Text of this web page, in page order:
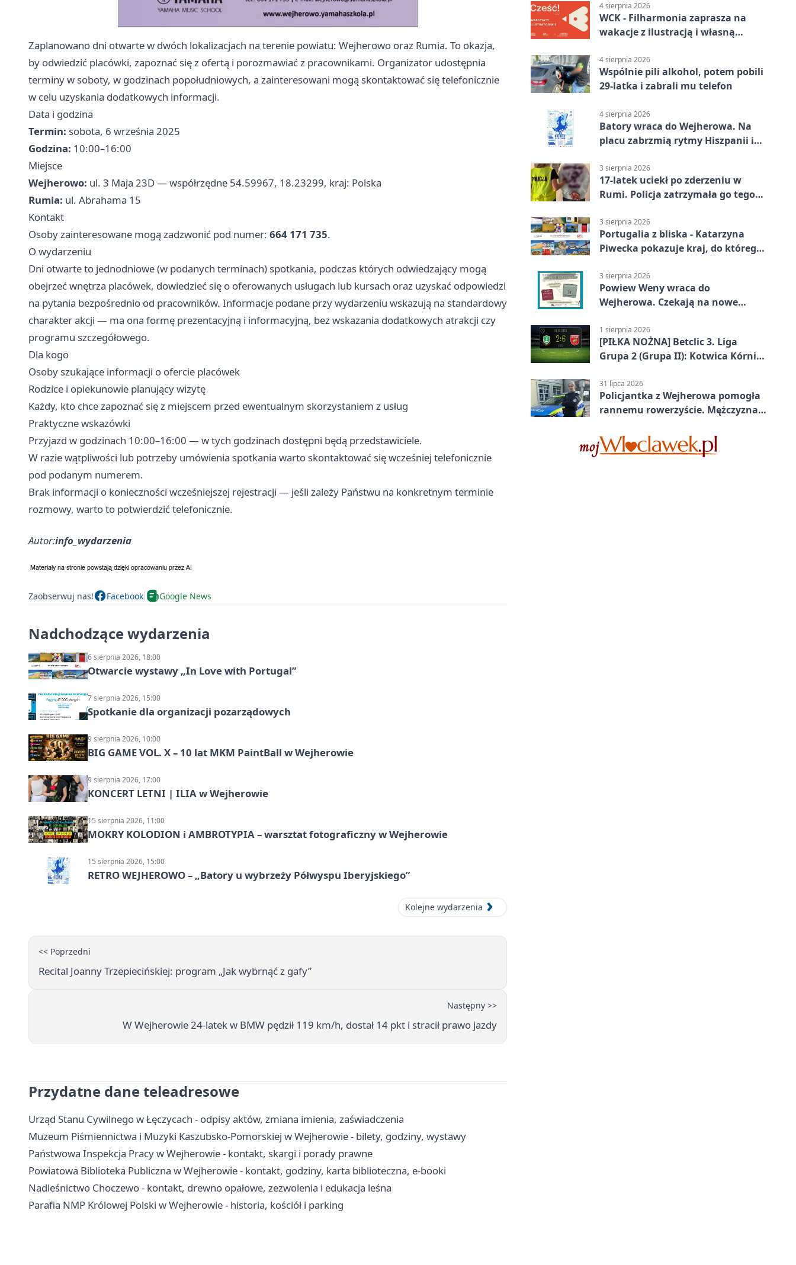
Zaplanowano dni otwarte w dwóch lokalizacjach na terenie powiatu: Wejherowo oraz Rumia. To okazja,
by odwiedzić placówki, zapoznać się z ofertą i porozmawiać z pracownikami. Organizator udostępnia
terminy w soboty, w godzinach popołudniowych, a zainteresowani mogą skontaktować się telefonicznie
w celu uzyskania dodatkowych informacji.
Data i godzina
Termin: sobota, 6 września 2025
Godzina: 10:00–16:00
Miejsce
Wejherowo: ul. 3 Maja 23D — współrzędne 54.59967, 18.23299, kraj: Polska
Rumia: ul. Abrahama 15
Kontakt
Osoby zainteresowane mogą zadzwonić pod numer: 664 171 735.
O wydarzeniu
Dni otwarte to jednodniowe (w podanych terminach) spotkania, podczas których odwiedzający mogą
obejrzeć wnętrza placówek, dowiedzieć się o oferowanych usługach lub kursach oraz uzyskać odpowiedzi
na pytania bezpośrednio od pracowników. Informacje podane przy wydarzeniu wskazują na standardowy
charakter akcji — ma ona formę prezentacyjną i informacyjną, bez wskazania dodatkowych atrakcji czy
programu szczegółowego.
Dla kogo
Osoby szukające informacji o ofercie placówek
Rodzice i opiekunowie planujący wizytę
Każdy, kto chce zapoznać się z miejscem przed ewentualnym skorzystaniem z usług
Praktyczne wskazówki
Przyjazd w godzinach 10:00–16:00 — w tych godzinach dostępni będą przedstawiciele.
W razie wątpliwości lub potrzeby umówienia spotkania warto skontaktować się wcześniej telefonicznie
pod podanym numerem.
Brak informacji o konieczności wcześniejszej rejestracji — jeśli zależy Państwu na konkretnym terminie
rozmowy, warto to potwierdzić telefonicznie.
Autor:info_wydarzenia
Zaobserwuj nas! Facebook Google News
Nadchodzące wydarzenia
6 sierpnia 2026, 18:00
Otwarcie wystawy „In Love with Portugal”
7 sierpnia 2026, 15:00
Spotkanie dla organizacji pozarządowych
9 sierpnia 2026, 10:00
BIG GAME VOL. X – 10 lat MKM PaintBall w Wejherowie
9 sierpnia 2026, 17:00
KONCERT LETNI | ILIA w Wejherowie
15 sierpnia 2026, 11:00
MOKRY KOLODION i AMBROTYPIA – warsztat fotograficzny w Wejherowie
15 sierpnia 2026, 15:00
RETRO WEJHEROWO – „Batory u wybrzeży Półwyspu Iberyjskiego”
Kolejne wydarzenia
<< Poprzedni
Recital Joanny Trzepiecińskiej: program „Jak wybrnąć z gafy”
Następny >>
W Wejherowie 24-latek w BMW pędził 119 km/h, dostał 14 pkt i stracił prawo jazdy
Przydatne dane teleadresowe
Urząd Stanu Cywilnego w Łęczycach - odpisy aktów, zmiana imienia, zaświadczenia
Muzeum Piśmiennictwa i Muzyki Kaszubsko-Pomorskiej w Wejherowie - bilety, godziny, wystawy
Państwowa Inspekcja Pracy w Wejherowie - kontakt, skargi i porady prawne
Powiatowa Biblioteka Publiczna w Wejherowie - kontakt, godziny, karta biblioteczna, e-booki
Nadleśnictwo Choczewo - kontakt, drewno opałowe, zezwolenia i edukacja leśna
Parafia NMP Królowej Polski w Wejherowie - historia, kościół i parking
4 sierpnia 2026
WCK - Filharmonia zaprasza na
wakacje z ilustracją i własną
4 sierpnia 2026
Wspólnie pili alkohol, potem pobili
29-latka i zabrali mu telefon
4 sierpnia 2026
Batory wraca do Wejherowa. Na
placu zabrzmią rytmy Hiszpanii i
3 sierpnia 2026
17-latek uciekł po zderzeniu w
Rumi. Policja zatrzymała go tego
3 sierpnia 2026
Portugalia z bliska - Katarzyna
Piwecka pokazuje kraj, do którego
3 sierpnia 2026
Powiew Weny wraca do
Wejherowa. Czekają na nowe
1 sierpnia 2026
[PIŁKA NOŻNA] Betclic 3. Liga
Grupa 2 (Grupa II): Kotwica Kórnik
31 lipca 2026
Policjantka z Wejherowa pomogła
rannemu rowerzyście. Mężczyzna